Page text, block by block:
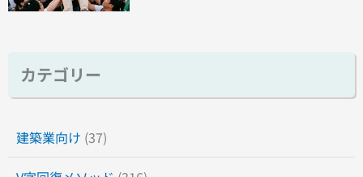
カテゴリー
建築業向け (37)